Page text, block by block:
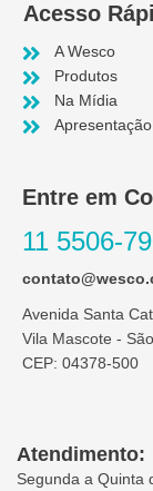
Acesso
A Wesco
Produtos
Na Mídia
Entre em
11 5506-
Avenida Santa
Vila Mascote -
CEP: 04378-500
Atendimento:
Segunda a Quinta